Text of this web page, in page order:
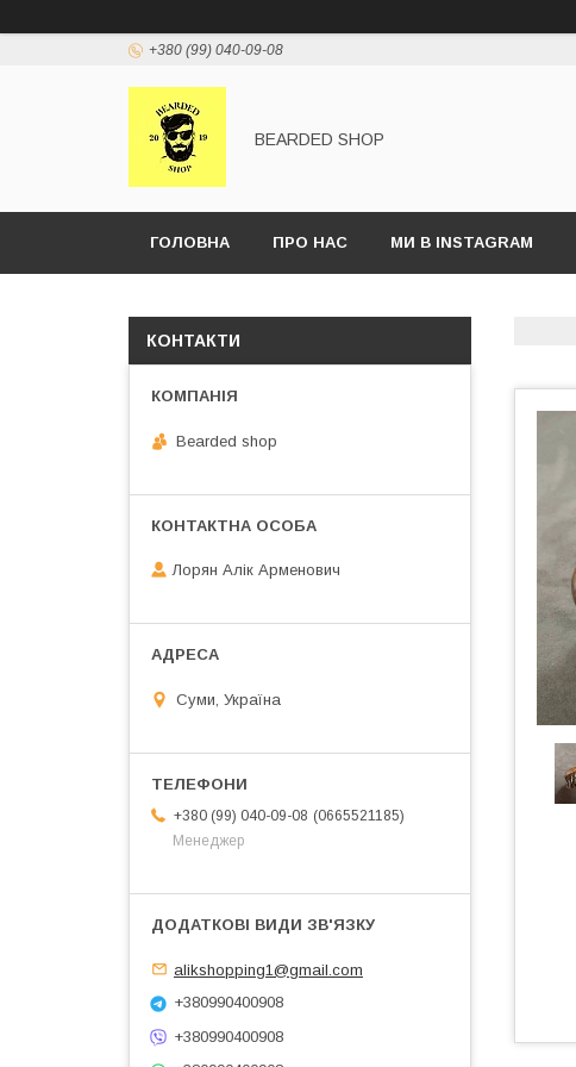
+380 (99) 040-09-08
BEARDED SHOP
ГОЛОВНА ПРО НАС МИ В INSTAGRAM
КОНТАКТИ
Bearded shop
Лорян Алік Арменович
Суми, Україна
+380 (99) 040-09-08
0665521185
Менеджер
alikshopping1@gmail.com
+380990400908
+380990400908